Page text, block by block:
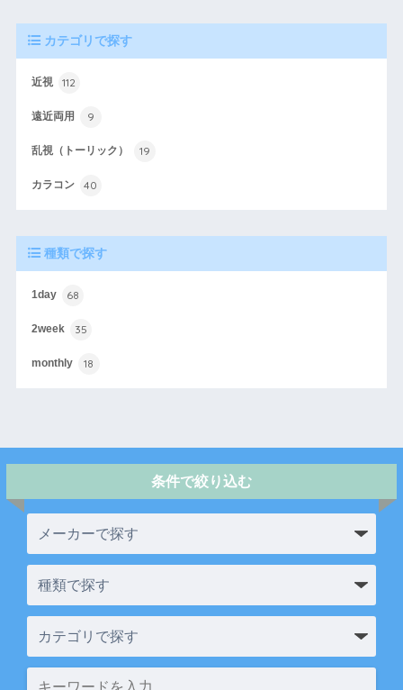
カテゴリで探す
近視 112
遠近両用 9
乱視（トーリック） 19
カラコン 40
種類で探す
1day 68
2week 35
monthly 18
条件で絞り込む